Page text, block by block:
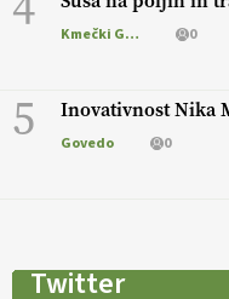
Kmečki Glas 0
5 Inovativnost Nika
Govedo 0
Twitter